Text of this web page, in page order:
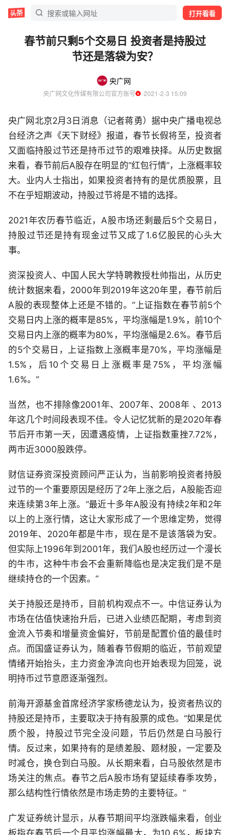
打开看看
春节前只剩5个交易日 投资者是持股过
节还是落袋为安？
央广网
央广网文化传媒有限公司官方账号
  2021-2-3 15:09
央广网北京2月3日消息（记者蒋勇）据中央广播电视总
台经济之声《天下财经》报道，春节长假将至，投资者
又面临持股过节还是持币过节的艰难抉择。从历史数据
来看，春节前后A股存在明显的“红包行情”，上涨概率较
大。业内人士指出，如果投资者持有的是优质股票，且
不在乎短期波动，持股过节将是不错的选择。
2021年农历春节临近，A股市场还剩最后5个交易日，
持股过节还是持有现金过节又成了1.6亿股民的心头大
事。
资深投资人、中国人民大学特聘教授杜帅指出，从历史
统计数据来看，2000年到2019年这20年里，春节前后
A股的表现整体上还是不错的。“上证指数在春节前5个
交易日内上涨的概率是85%，平均涨幅是1.9%，前10个
交易日内上涨的概率为80%，平均涨幅是2.6%。春节后
的5个交易日，上证指数上涨概率是70%，平均涨幅是
1.5%，后10个交易日上涨概率是75%，平均涨幅
1.6%。”
当然，也不排除像2001年、2007年、2008年 、2013
年这几个时间段表现不佳。令人记忆犹新的是2020年春
节后开市第一天，因遭遇疫情，上证指数重挫7.72%，
两市近3000股跌停。
财信证券资深投资顾问严正认为，当前影响投资者持股
过节的一个重要原因是经历了2年上涨之后，A股能否迎
来连续第3年上涨。“最近十多年A股没有持续2年和2年
以上的上涨行情，这让大家形成了一个思维定势，觉得
2019年、2020年都是牛市，现在是不是该落袋为安。
但实际上1996年到2001年，我们A股也经历过一个漫长
的牛市，这种牛市会不会重新降临也是决定我们是不是
继续持仓的一个因素。”
关于持股还是持币，目前机构观点不一。中信证券认为
市场在估值快速抬升后，已进入业绩匹配期，考虑到资
金流入节奏和增量资金偏好，节前是配置价值的最佳时
点。而国盛证券认为，随着春节假期的临近，节前观望
情绪开始抬头，主力资金净流向也开始表现为回笼，说
明持币过节意愿逐渐强烈。
前海开源基金首席经济学家杨德龙认为，投资者热议的
持股还是持币，主要取决于持有股票的成色。“如果是优
质个股，持股过节完全没问题，节后仍然是白马股行
情。反过来，如果持有的是绩差股、题材股，一定要及
时减仓，换仓到白马股。从长期来看，白马股依然是市
场关注的焦点。春节之后A股市场有望延续春季攻势，
那么结构性行情依然是市场走势的主要特征。”
广发证券统计显示，从春节期间平均涨跌幅来看，创业
板指在春节后一个月平均涨幅最大，为10.6%，板块方